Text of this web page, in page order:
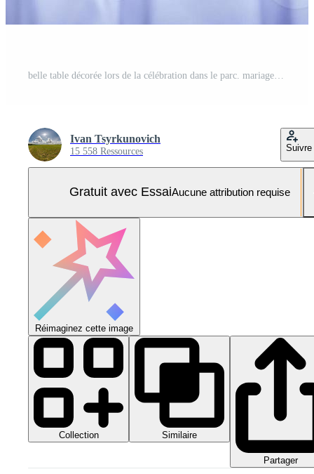
Ivan Tsyrkunovich
15 558 Ressources Suivre
Gratuit avec EssaiAucune attribution requise
Réimaginez cette image
Collection Similaire
Partager